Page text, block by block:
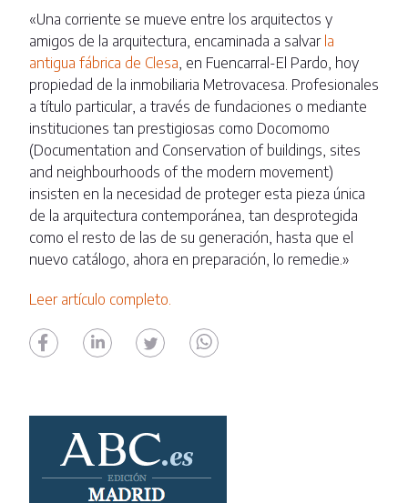
«Una corriente se mueve entre los arquitectos y
amigos de la arquitectura, encaminada a salvar la
antigua fábrica de Clesa, en Fuencarral-El Pardo, hoy
propiedad de la inmobiliaria Metrovacesa. Profesionales
a título particular, a través de fundaciones o mediante
instituciones tan prestigiosas como Docomomo
(Documentation and Conservation of buildings, sites
and neighbourhoods of the modern movement)
insisten en la necesidad de proteger esta pieza única
de la arquitectura contemporánea, tan desprotegida
como el resto de las de su generación, hasta que el
nuevo catálogo, ahora en preparación, lo remedie.»
Leer artículo completo.